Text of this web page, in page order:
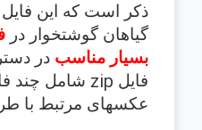
ذکر است که این
گیاهان گوشتخواردر
بسیار مناسب در
فایل zip شامل چند
عکسهای مرتبط با